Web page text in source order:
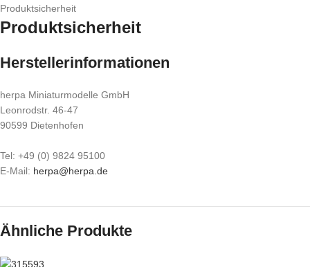
Produktsicherheit
Produktsicherheit
Herstellerinformationen
herpa Miniaturmodelle GmbH
Leonrodstr. 46-47
90599 Dietenhofen
Tel: +49 (0) 9824 95100
E-Mail: herpa@herpa.de
Ähnliche Produkte